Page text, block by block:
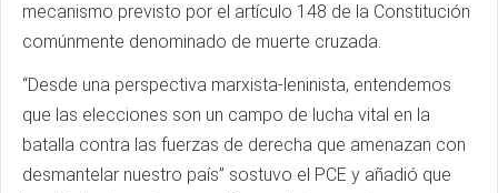
mecanismo previsto por el artículo 148 de la Constitución
comúnmente denominado de muerte cruzada.
“Desde una perspectiva marxista-leninista, entendemos
que las elecciones son un campo de lucha vital en la
batalla contra las fuerzas de derecha que amenazan con
desmantelar nuestro país” sostuvo el PCE y añadió que